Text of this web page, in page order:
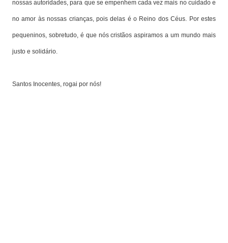
nossas autoridades, para que se empenhem cada vez mais no cuidado e
no amor às nossas crianças, pois delas é o Reino dos Céus. Por estes
pequeninos, sobretudo, é que nós cristãos aspiramos a um mundo mais
justo e solidário.
Santos Inocentes, rogai por nós!